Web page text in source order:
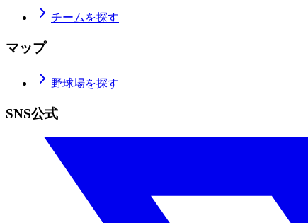
チームを探す
マップ
野球場を探す
SNS公式